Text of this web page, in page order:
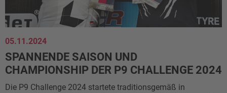
05.11.2024
SPANNENDE SAISON UND
CHAMPIONSHIP DER P9 CHALLENGE 2024
Die P9 Challenge 2024 startete traditionsgemäß in